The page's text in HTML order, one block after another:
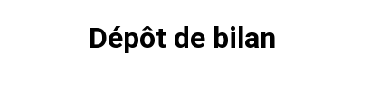
Dépôt de bilan